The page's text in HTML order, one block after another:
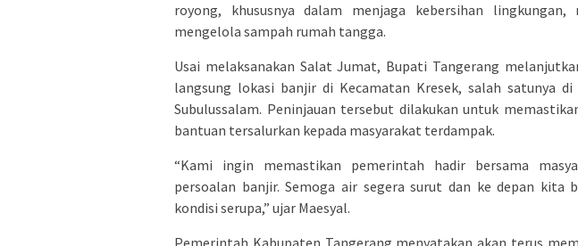
royong, khususnya dalam menjaga kebersihan
mengelola sampah rumah tangga.
Usai melaksanakan Salat Jumat, Bupati Tangerang
langsung lokasi banjir di Kecamatan Kresek, salah satunya
Subulussalam. Peninjauan tersebut dilakukan untuk
bantuan tersalurkan kepada masyarakat terdampak.
“Kami ingin memastikan pemerintah hadir bersama
persoalan banjir. Semoga air segera surut dan ke depan kita
kondisi serupa,” ujar Maesyal.